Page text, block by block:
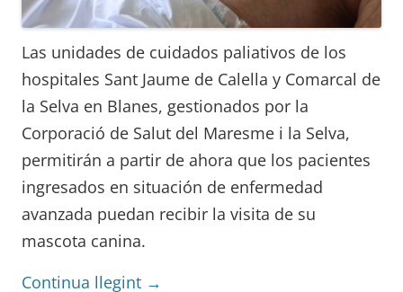
Las unidades de cuidados paliativos de los
hospitales Sant Jaume de Calella y Comarcal de
la Selva en Blanes, gestionados por la
Corporació de Salut del Maresme i la Selva,
permitirán a partir de ahora que los pacientes
ingresados ​​en situación de enfermedad
avanzada puedan recibir la visita de su
mascota canina.
Continua llegint →